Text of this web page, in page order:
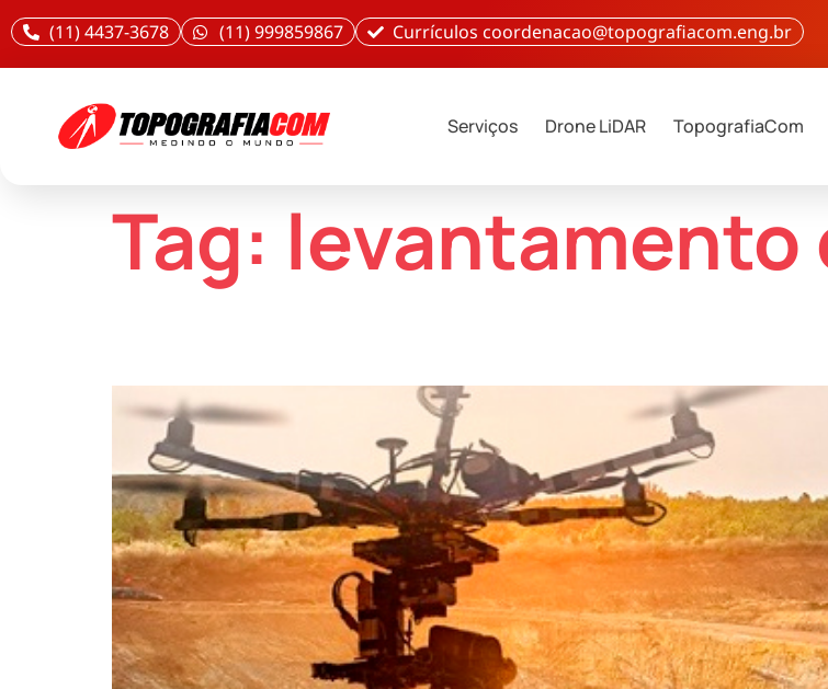
(11) 4437-3678 (11) 999859867 Currículos coordenacao@topografiacom.eng.br
Serviços Drone LiDAR TopografiaCom
Tag: levantamento